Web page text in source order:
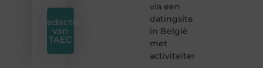
Redactie
van
TAEC
via een
datingsite
in België
met
activiteiten